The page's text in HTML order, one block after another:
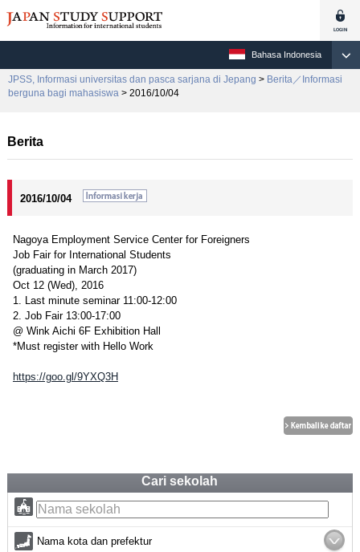
Bahasa Indonesia
JPSS, Informasi universitas dan pasca sarjana di Jepang > Berita／Informasi
berguna bagi mahasiswa > 2016/10/04
Berita
2016/10/04
Nagoya Employment Service Center for Foreigners
Job Fair for International Students
(graduating in March 2017)
Oct 12 (Wed), 2016
1. Last minute seminar 11:00-12:00
2. Job Fair 13:00-17:00
@ Wink Aichi 6F Exhibition Hall
*Must register with Hello Work
https://goo.gl/9YXQ3H
Cari sekolah
Nama kota dan prefektur